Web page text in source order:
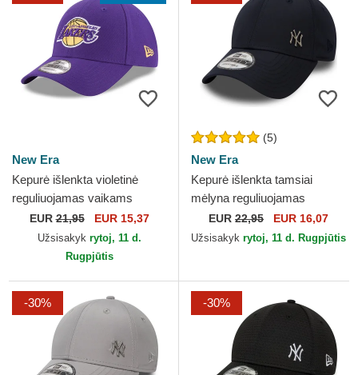
New Era
Kepurė išlenkta violetinė
reguliuojamas vaikams
9FORTY The League Los
Angeles Lakers NBA New
EUR21,95 EUR 15,37
Užsisakyk rytoj, 11 d.
Rugpjūtis
(5)
New Era
Kepurė išlenkta tamsiai
mėlyna reguliuojamas
9FORTY Flawless New York
Yankees MLB New Era
EUR 22,95 EUR 16,07
Užsisakyk rytoj, 11 d. Rugpjūtis
-30% -30%